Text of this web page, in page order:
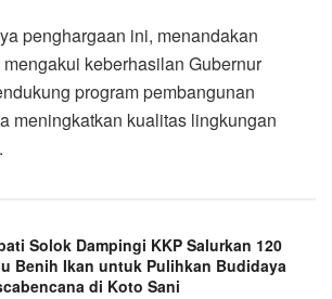
penghargaan ini, menandakan
keberhasilan Gubernur
program pembangunan
meningkatkan kualitas lingkungan
Solok Dampingi KKP Salurkan 120
Benih Ikan untuk Pulihkan Budidaya
di Koto Sani